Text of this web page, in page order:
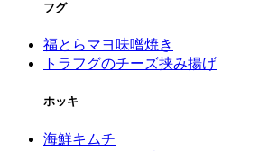
フグ
福とらマヨ味噌焼き
トラフグのチーズ挟み揚げ
ホッキ
海鮮キムチ